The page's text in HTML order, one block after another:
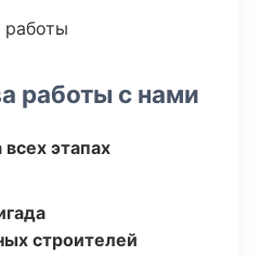
работы
работы с нами
всех этапах
строителей